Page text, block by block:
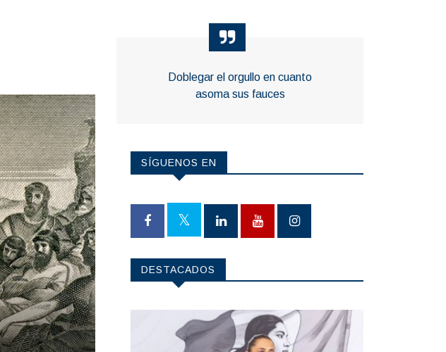
Doblegar el orgullo en cuanto
asoma sus fauces
SÍGUENOS EN
DESTACADOS